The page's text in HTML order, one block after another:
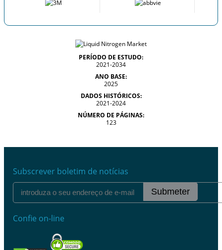
PERÍODO DE ESTUDO:
2021-2034
ANO BASE:
2025
DADOS HISTÓRICOS:
2021-2024
NÚMERO DE PÁGINAS:
123
Subscrever boletim de notícias
Submeter
Confie on-line